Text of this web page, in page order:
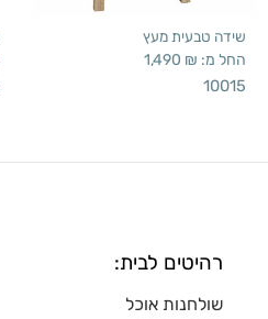
שידה טבעית מעץ
החל מ: 1,490 ₪
10015
רהיטים לבית:
שולחנות אוכל